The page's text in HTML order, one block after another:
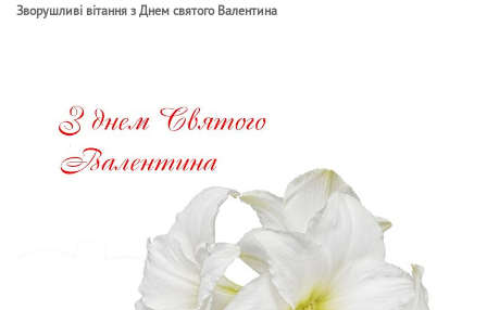
Зворушливі вітання з Днем святого Валентина